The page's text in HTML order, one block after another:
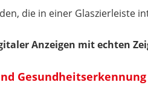
die in einer Glaszierleiste
Anzeigen mit echten